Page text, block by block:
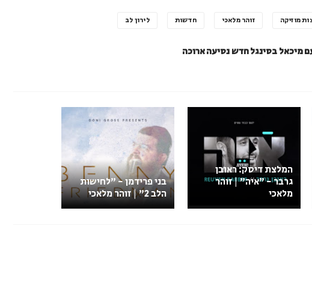
מוזיקה זוהר מלאכי חדשות לירון לב
מיכאל בסינגל חדש נסיעה ארוכה
המלצת דיסק: ראובן
גרבר - "איה" | זוהר
מלאכי
בני פרידמן - "לחישות
הלב 2" | זוהר מלאכי